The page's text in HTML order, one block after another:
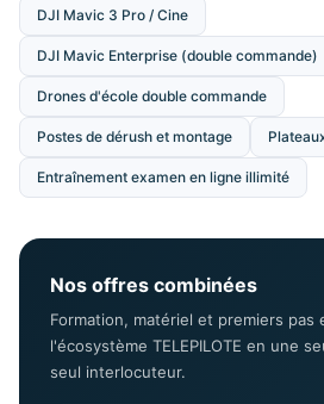
DJI Mavic 3 Pro / Cine
DJI Mavic Enterprise (double commande)
Drones d'école double commande
Postes de dérush et montage
Entraînement examen en ligne illimité
Nos offres combinées
Formation, matériel et premiers
l'écosystème TELEPILOTE en une
seul interlocuteur.